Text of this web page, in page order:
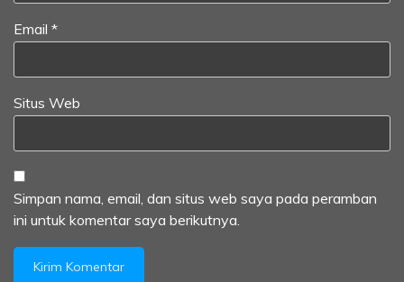
Email *
Situs Web
Simpan nama, email, dan situs web saya pada peramban
ini untuk komentar saya berikutnya.